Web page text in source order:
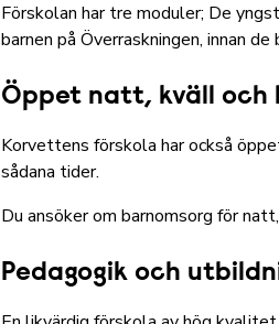
Förskolan har tre moduler; De
barnen på Överraskningen, innan de
Öppet natt, kväll och
Korvettens förskola har också
sådana tider.
Du ansöker om barnomsorg för
Pedagogik och